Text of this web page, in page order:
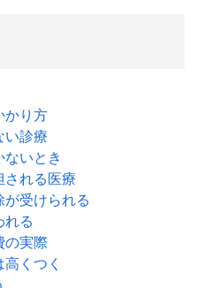
かり方
い診療
いとき
される医療
受けられる
れる
の実際
くつく